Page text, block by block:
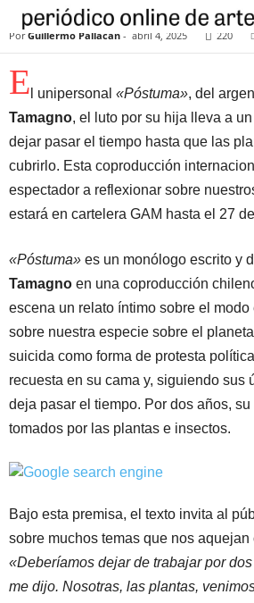
Por Guillermo Pallacán - abril 4, 2025 220
E l unipersonal «Póstuma», del
Tamagno, el luto por su hija lleva a
dejar pasar el tiempo hasta que las
cubrirlo. Esta coproducción
espectador a reflexionar sobre
estará en cartelera GAM hasta el 27
«Póstuma» es un monólogo escrito y
Tamagno en una coproducción
escena un relato íntimo sobre el
sobre nuestra especie sobre el
suicida como forma de protesta
recuesta en su cama y, siguiendo sus
deja pasar el tiempo. Por dos años,
tomados por las plantas e insectos.
Bajo esta premisa, el texto invita al
sobre muchos temas que nos aquejan
«Deberíamos dejar de trabajar por
me dijo. Nosotras, las plantas,